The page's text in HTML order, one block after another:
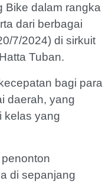
Bike dalam rangka
dari berbagai
7/2024) di sirkuit
Tuban.
bagi para
daerah, yang
kelas yang
di sepanjang